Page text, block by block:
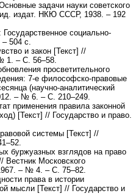
задачи науки советского
издат. НКЮ СССР, 1938. – 192
социально-
504 с.
и закон [Текст] //
1. – С. 56–58.
просветительного
7-е философско-правовые
(научно-аналитический
– № 6. – С. 210–249.
применения правила законной
[Текст] // Государство и право.
системы [Текст] //
буржуазных взглядов на право
Вестник Московского
– № 4. – С. 75–82.
права в истории
мысли [Текст] // Государство и